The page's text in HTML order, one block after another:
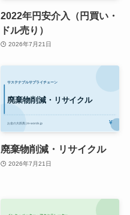
2022年円安介入（円買い・
ドル売り）
2026年7月21日
廃棄物削減・リサイクル
2026年7月21日